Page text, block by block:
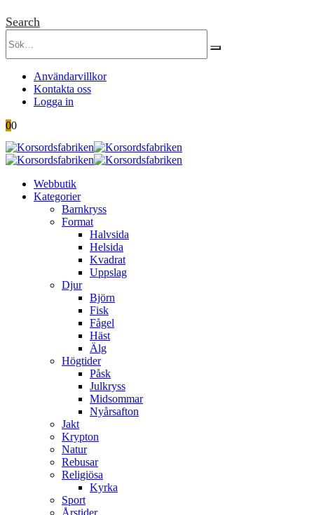
Search
Användarvillkor
Kontakta oss
Logga in
00
Webbutik
Kategorier
Barnkryss
Format
Halvsida
Helsida
Kvadrat
Uppslag
Djur
Björn
Fisk
Fågel
Häst
Älg
Högtider
Påsk
Julkryss
Midsommar
Nyårsafton
Jakt
Krypton
Natur
Rebusar
Religiösa
Kyrka
Sport
Årstider